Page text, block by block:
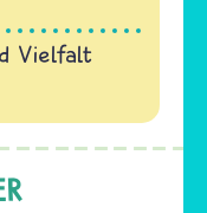
Vielfalt